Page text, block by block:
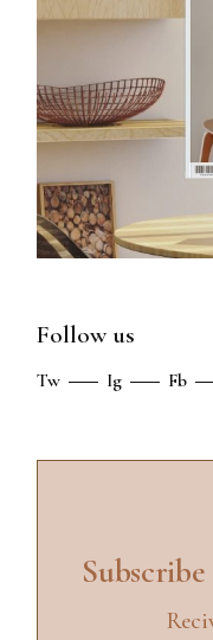
Follow us
Tw Ig Fb